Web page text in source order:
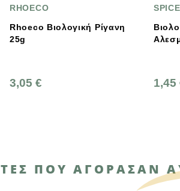
SPICEME
Βιολογική Πιπερόριζα
1,45 €
ΠΟΥ ΑΓΌΡΑΣΑΝ